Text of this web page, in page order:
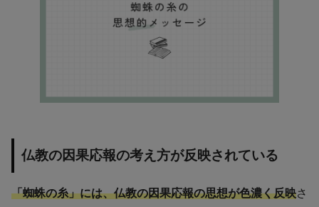
仏教の因果応報の考え方が反映されている
「蜘蛛の糸」には、仏教の因果応報の思想が色濃く反映さ